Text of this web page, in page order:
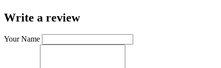
Write a review
Your Name